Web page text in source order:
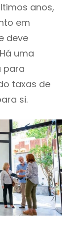
anos,
em
deve
uma
para
taxas de
si.